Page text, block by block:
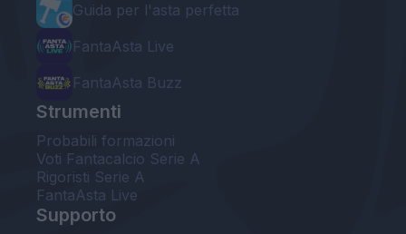
Guida per l'asta perfetta
FantaAsta Live
FantaAsta Buzz
Strumenti
Probabili formazioni
Voti Fantacalcio Serie A
Rigoristi Serie A
FantaAsta Live
Supporto